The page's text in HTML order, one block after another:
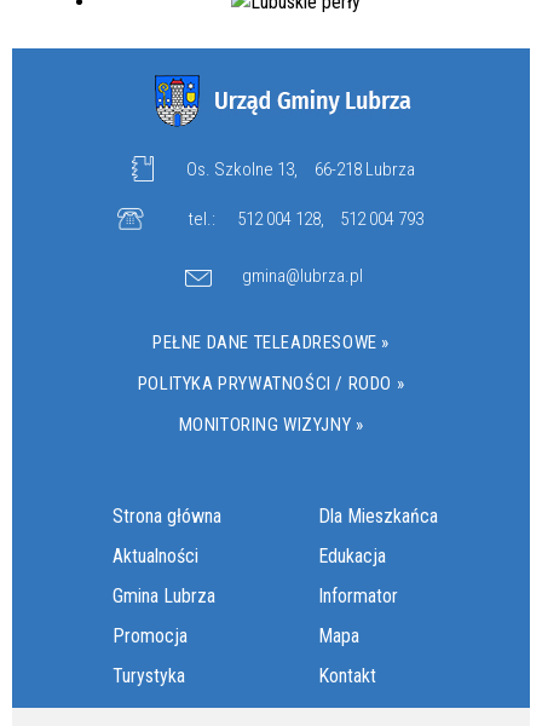
Os. Szkolne 13, 66-218 Lubrza
tel.: 512 004 128, 512 004 793
gmina@lubrza.pl
PEŁNE DANE TELEADRESOWE »
POLITYKA PRYWATNOŚCI / RODO »
MONITORING WIZYJNY »
Strona główna
Aktualności
Gmina Lubrza
Promocja
Turystyka
Dla Mieszkańca
Edukacja
Informator
Mapa
Kontakt